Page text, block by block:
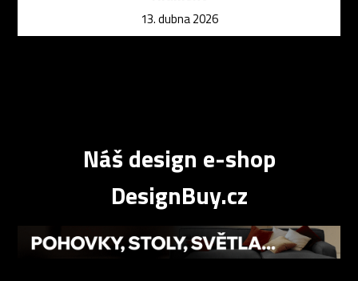
13. dubna 2026
Náš design e-shop
DesignBuy.cz